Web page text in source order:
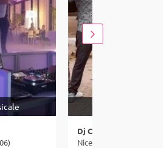
Dj Clem G
Nice - Alpes-Maritimes